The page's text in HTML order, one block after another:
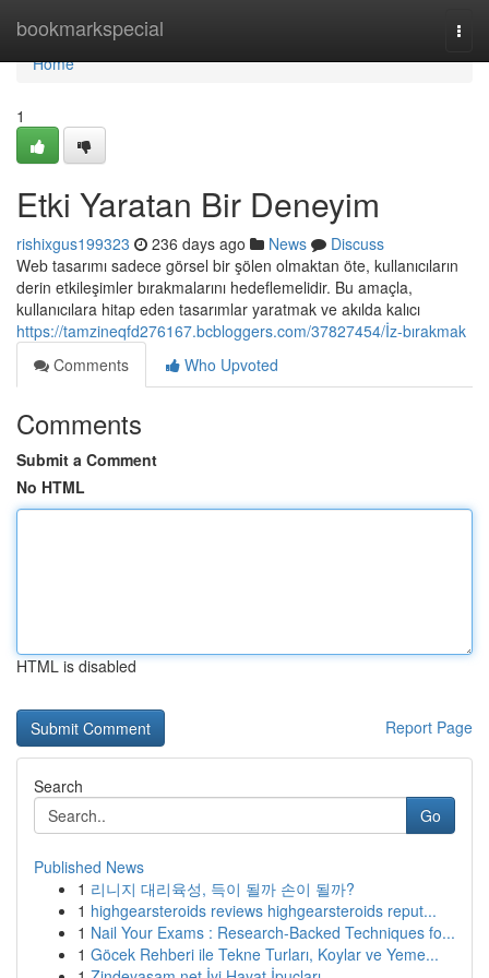
bookmarkspecial
Home
Home
1
Etki Yaratan Bir Deneyim
rishixgus199323 236 days ago News
Discuss
Web tasarımı sadece görsel bir şölen olmaktan öte, kullanıcıların
derin etkileşimler bırakmalarını hedeflemelidir. Bu amaçla,
kullanıcılara hitap eden tasarımlar yaratmak ve akılda kalıcı
https://tamzineqfd276167.bcbloggers.com/37827454/İz-bırakmak
Comments
Who Upvoted
Comments
Submit a Comment
No HTML
HTML is disabled
Report Page
Search
Go
Published News
1 리니지 대리육성, 득이 될까 손이 될까?
1 highgearsteroids reviews highgearsteroids reput...
1 Nail Your Exams : Research-Backed Techniques fo...
1 Göcek Rehberi ile Tekne Turları, Koylar ve Yeme...